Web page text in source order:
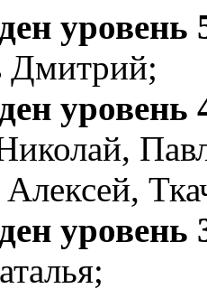
уровень
Дмитрий;
уровень
Алексей,
уровень